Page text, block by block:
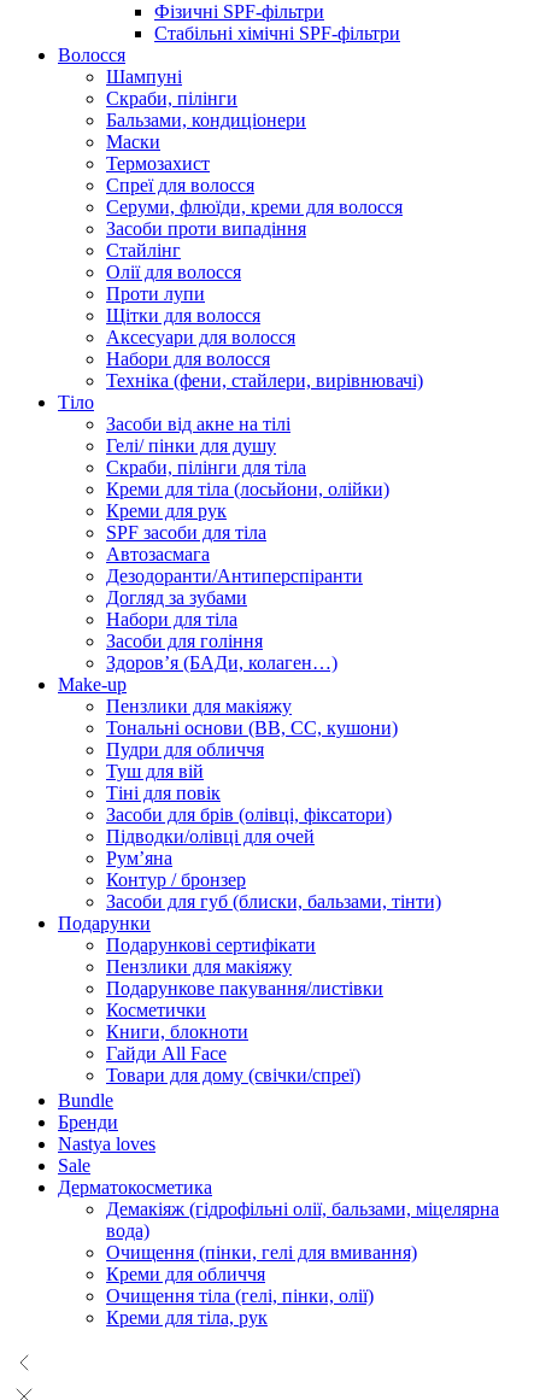
Фізичні SPF-фільтри
Стабільні хімічні SPF-фільтри
Волосся
Шампуні
Скраби, пілінги
Бальзами, кондиціонери
Маски
Термозахист
Спреї для волосся
Серуми, флюїди, креми для волосся
Засоби проти випадіння
Стайлінг
Олії для волосся
Проти лупи
Щітки для волосся
Аксесуари для волосся
Набори для волосся
Техніка (фени, стайлери, вирівнювачі)
Тіло
Засоби від акне на тілі
Гелі/ пінки для душу
Скраби, пілінги для тіла
Креми для тіла (лосьйони, олійки)
Креми для рук
SPF засоби для тіла
Автозасмага
Дезодоранти/Антиперспіранти
Догляд за зубами
Набори для тіла
Засоби для гоління
Здоровʼя (БАДи, колаген…)
Make-up
Пензлики для макіяжу
Тональні основи (BB, CC, кушони)
Пудри для обличчя
Туш для вій
Тіні для повік
Засоби для брів (олівці, фіксатори)
Підводки/олівці для очей
Румʼяна
Контур / бронзер
Засоби для губ (блиски, бальзами, тінти)
Подарунки
Подарункові сертифікати
Пензлики для макіяжу
Подарункове пакування/листівки
Косметички
Книги, блокноти
Гайди All Face
Товари для дому (свічки/спреї)
Bundle
Бренди
Nastya loves
Sale
Дерматокосметика
Демакіяж (гідрофільні олії, бальзами, міцелярна
вода)
Очищення (пінки, гелі для вмивання)
Креми для обличчя
Очищення тіла (гелі, пінки, олії)
Креми для тіла, рук